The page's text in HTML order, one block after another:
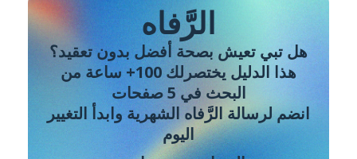
الرَّفاه
هل تبي تعيش بصحة أفضل بدون تعقيد؟
هذا الدليل يختصرلك 100+ ساعة من
البحث في 5 صفحات
انضم لرسالة الرَّفاه الشهرية وابدأ التغيير
اليوم